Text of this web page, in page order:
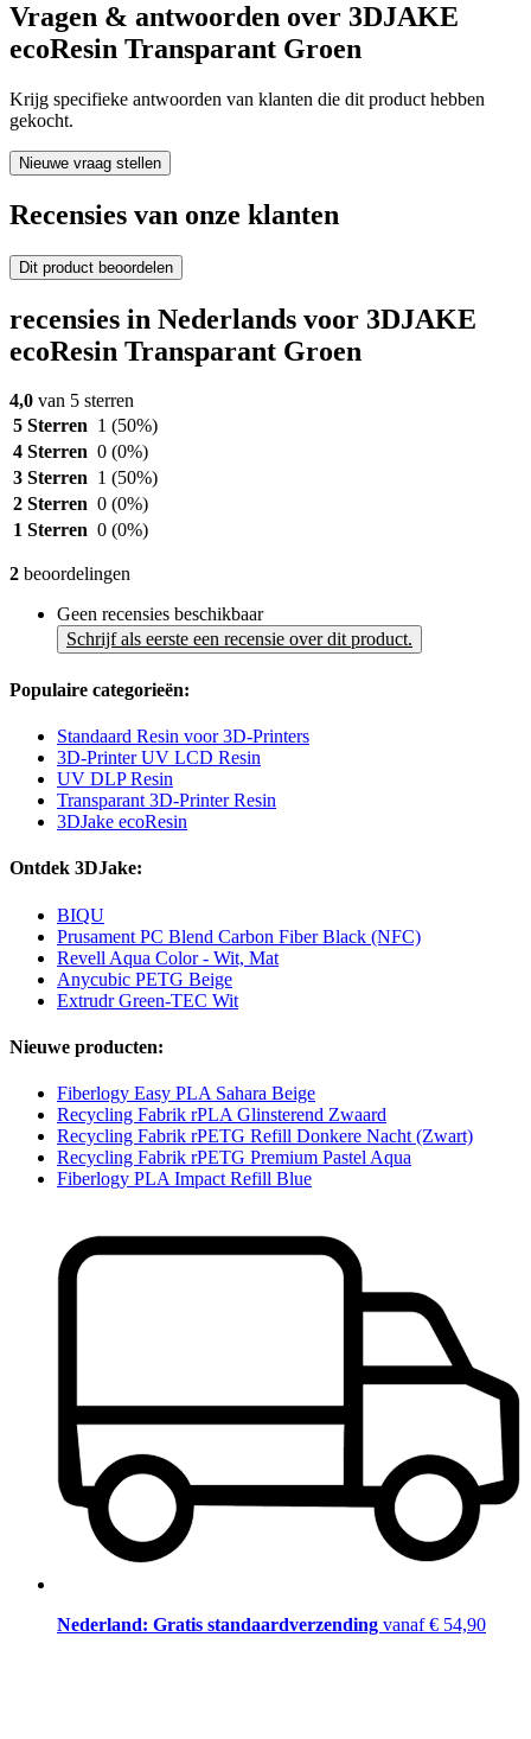
Vragen & antwoorden over 3DJAKE
ecoResin Transparant Groen
Krijg specifieke antwoorden van klanten die dit product hebben
gekocht.
Nieuwe vraag stellen
Recensies van onze klanten
Dit product beoordelen
recensies in Nederlands voor 3DJAKE
ecoResin Transparant Groen
4,0 van 5 sterren
5 Sterren 1 (50%)
4 Sterren 0 (0%)
3 Sterren 1 (50%)
2 Sterren 0 (0%)
1 Sterren 0 (0%)
2 beoordelingen
Geen recensies beschikbaar
Schrijf als eerste een recensie over dit product.
Populaire categorieën:
Standaard Resin voor 3D-Printers
3D-Printer UV LCD Resin
UV DLP Resin
Transparant 3D-Printer Resin
3DJake ecoResin
Ontdek 3DJake:
BIQU
Prusament PC Blend Carbon Fiber Black (NFC)
Revell Aqua Color - Wit, Mat
Anycubic PETG Beige
Extrudr Green-TEC Wit
Nieuwe producten:
Fiberlogy Easy PLA Sahara Beige
Recycling Fabrik rPLA Glinsterend Zwaard
Recycling Fabrik rPETG Refill Donkere Nacht (Zwart)
Recycling Fabrik rPETG Premium Pastel Aqua
Fiberlogy PLA Impact Refill Blue
Nederland: Gratis standaardverzending vanaf € 54,90